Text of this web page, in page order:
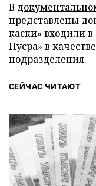
В
представлены
каски» входили
Нусра» в
подразделения.
СЕЙЧАС ЧИТАЮТ